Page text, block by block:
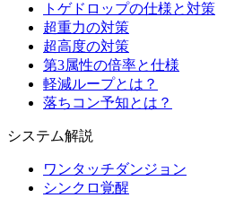
トゲドロップの仕様と対策
超重力の対策
超高度の対策
第3属性の倍率と仕様
軽減ループとは？
落ちコン予知とは？
システム解説
ワンタッチダンジョン
シンクロ覚醒